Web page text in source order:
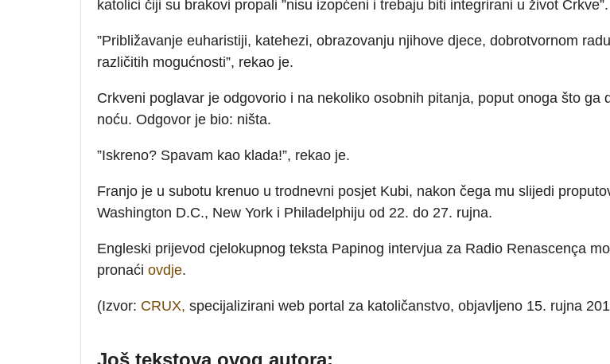
katolici čiji su brakovi propali ”nisu izopćeni i trebaju biti integrirani u život Crkve”.
”Približavanje euharistiji, katehezi, obrazovanju njihove djece, dobrotvornom
različitih mogućnosti”, rekao je.
Crkveni poglavar je odgovorio i na nekoliko osobnih pitanja, poput onoga što ga
noću. Odgovor je bio: ništa.
”Iskreno? Spavam kao klada!”, rekao je.
Franjo je u subotu krenuo u trodnevni posjet Kubi, nakon čega mu slijedi
Washington D.C., New York i Philadelphiju od 22. do 27. rujna.
Engleski prijevod cjelokupnog teksta Papinog intervjua za Radio Renascença
pronaći ovdje.
(Izvor: CRUX, specijalizirani web portal za katoličanstvo, objavljeno 15. rujna
Još tekstova ovog autora: